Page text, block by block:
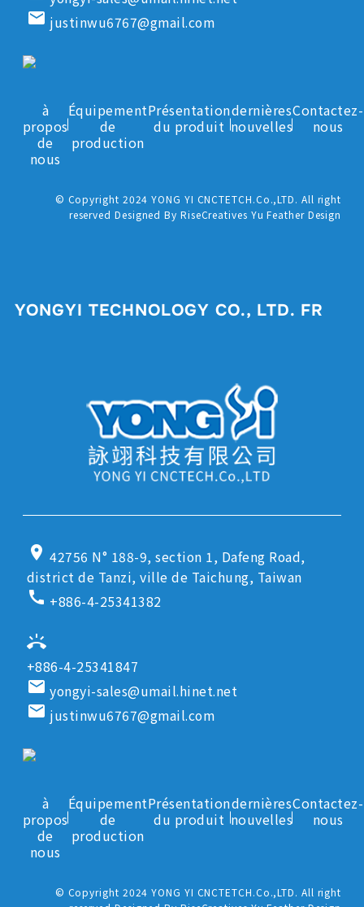
email justinwu6767@gmail.com
à
propos
de
nous
Équipement
de
production
Présentation
du produit
dernières
nouvelles
Contactez-
nous
© Copyright 2024 YONG YI CNCTETCH.Co.,LTD. All right
reserved Designed By RiseCreatives Yu Feather Design
YONGYI TECHNOLOGY CO., LTD. FR
location_on 42756 N° 188-9, section 1, Dafeng Road,
district de Tanzi, ville de Taichung, Taiwan
call +886-4-25341382
ring_volume
+886-4-25341847
email yongyi-sales@umail.hinet.net
email justinwu6767@gmail.com
à
propos
de
nous
Équipement
de
production
Présentation
du produit
dernières
nouvelles
Contactez-
nous
© Copyright 2024 YONG YI CNCTETCH.Co.,LTD. All right